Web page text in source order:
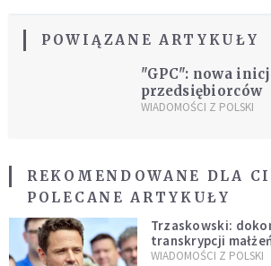
POWIĄZANE ARTYKUŁY
"GPC": nowa
przedsiębiorców
WIADOMOŚCI Z POLSKI
REKOMENDOWANE DLA
POLECANE ARTYKUŁY
Trzaskowski:
transkrypcji
jednopłciowych.
WIADOMOŚCI Z POLSKI